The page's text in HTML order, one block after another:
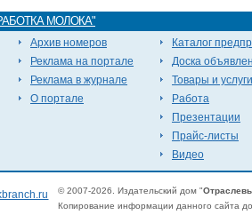
МОЛОКА"
Архив номеров
Реклама на портале
Реклама в журнале
О портале
Каталог
Доска
Товары и услуги
Работа
Презентации
Прайс-листы
Видео
© 2007-2026. Издательский дом "
Копирование информации данного сайта